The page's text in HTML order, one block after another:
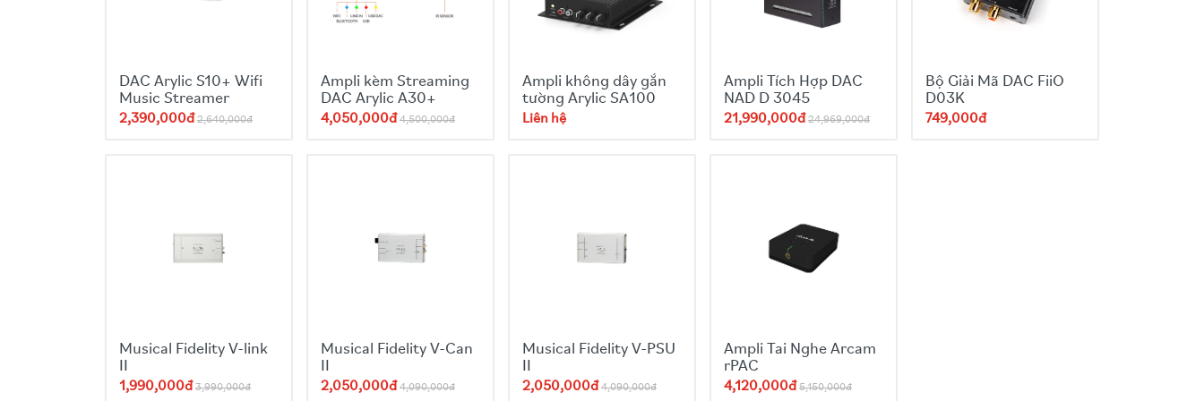
DAC Arylic S10+ Wifi
Music Streamer
2,390,000đ 2,640,000đ
Ampli kèm Streaming
DAC Arylic A30+
4,050,000đ 4,500,000đ
Ampli không dây gắn
tường Arylic SA100
Liên hệ
Ampli Tích Hợp DAC
NAD D 3045
21,990,000đ 24,969,000đ
Bộ Giải Mã DAC FiiO
D03K
749,000đ
Musical Fidelity V-link
1,990,000đ 3,990,000đ
Musical Fidelity V-Can
2,050,000đ 4,090,000đ
Musical Fidelity V-PSU
2,050,000đ 4,090,000đ
Ampli Tai Nghe Arcam
rPAC
4,120,000đ 5,150,000đ